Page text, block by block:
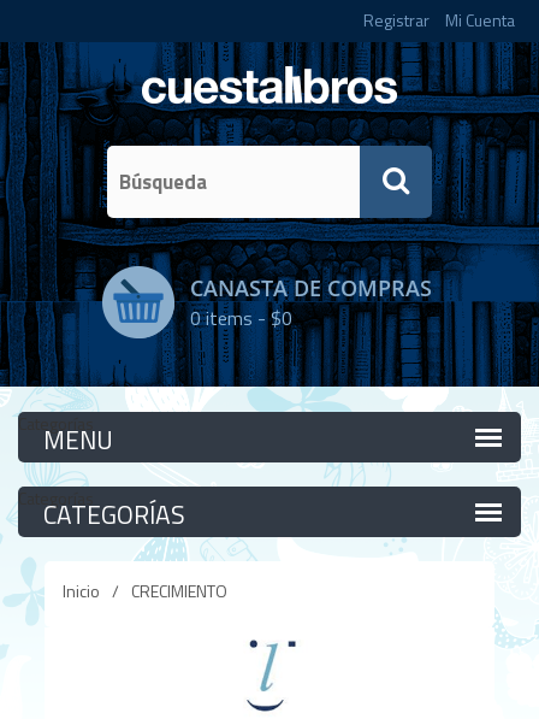
Registrar Mi Cuenta
CANASTA DE COMPRAS
0items -$0
Categorías
Categorías
Inicio / CRECIMIENTO